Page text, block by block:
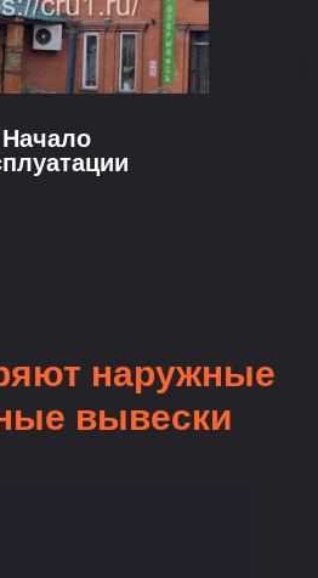
Начало
наружные
вывески